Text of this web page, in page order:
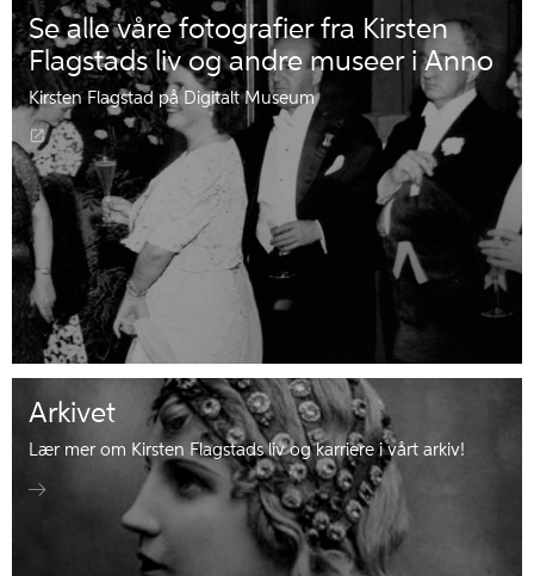
Se alle våre fotografier fra Kirsten
Flagstads liv og andre museer i Anno
Kirsten Flagstad på Digitalt Museum
Arkivet
Lær mer om Kirsten Flagstads liv og karriere i vårt arkiv!